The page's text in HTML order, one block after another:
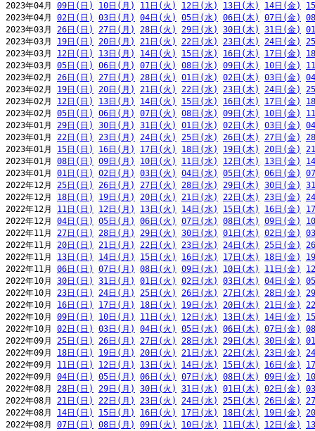
2023年04月 09日(日) 10日(月) 11日(火) 12日(水) 13日(木) 14日(金)
2023年04月 02日(日) 03日(月) 04日(火) 05日(水) 06日(木) 07日(金)
2023年03月 26日(日) 27日(月) 28日(火) 29日(水) 30日(木) 31日(金)
2023年03月 19日(日) 20日(月) 21日(火) 22日(水) 23日(木) 24日(金)
2023年03月 12日(日) 13日(月) 14日(火) 15日(水) 16日(木) 17日(金)
2023年03月 05日(日) 06日(月) 07日(火) 08日(水) 09日(木) 10日(金)
2023年02月 26日(日) 27日(月) 28日(火) 01日(水) 02日(木) 03日(金)
2023年02月 19日(日) 20日(月) 21日(火) 22日(水) 23日(木) 24日(金)
2023年02月 12日(日) 13日(月) 14日(火) 15日(水) 16日(木) 17日(金)
2023年02月 05日(日) 06日(月) 07日(火) 08日(水) 09日(木) 10日(金)
2023年01月 29日(日) 30日(月) 31日(火) 01日(水) 02日(木) 03日(金)
2023年01月 22日(日) 23日(月) 24日(火) 25日(水) 26日(木) 27日(金)
2023年01月 15日(日) 16日(月) 17日(火) 18日(水) 19日(木) 20日(金)
2023年01月 08日(日) 09日(月) 10日(火) 11日(水) 12日(木) 13日(金)
2023年01月 01日(日) 02日(月) 03日(火) 04日(水) 05日(木) 06日(金)
2022年12月 25日(日) 26日(月) 27日(火) 28日(水) 29日(木) 30日(金)
2022年12月 18日(日) 19日(月) 20日(火) 21日(水) 22日(木) 23日(金)
2022年12月 11日(日) 12日(月) 13日(火) 14日(水) 15日(木) 16日(金)
2022年12月 04日(日) 05日(月) 06日(火) 07日(水) 08日(木) 09日(金)
2022年11月 27日(日) 28日(月) 29日(火) 30日(水) 01日(木) 02日(金)
2022年11月 20日(日) 21日(月) 22日(火) 23日(水) 24日(木) 25日(金)
2022年11月 13日(日) 14日(月) 15日(火) 16日(水) 17日(木) 18日(金)
2022年11月 06日(日) 07日(月) 08日(火) 09日(水) 10日(木) 11日(金)
2022年10月 30日(日) 31日(月) 01日(火) 02日(水) 03日(木) 04日(金)
2022年10月 23日(日) 24日(月) 25日(火) 26日(水) 27日(木) 28日(金)
2022年10月 16日(日) 17日(月) 18日(火) 19日(水) 20日(木) 21日(金)
2022年10月 09日(日) 10日(月) 11日(火) 12日(水) 13日(木) 14日(金)
2022年10月 02日(日) 03日(月) 04日(火) 05日(水) 06日(木) 07日(金)
2022年09月 25日(日) 26日(月) 27日(火) 28日(水) 29日(木) 30日(金)
2022年09月 18日(日) 19日(月) 20日(火) 21日(水) 22日(木) 23日(金)
2022年09月 11日(日) 12日(月) 13日(火) 14日(水) 15日(木) 16日(金)
2022年09月 04日(日) 05日(月) 06日(火) 07日(水) 08日(木) 09日(金)
2022年08月 28日(日) 29日(月) 30日(火) 31日(水) 01日(木) 02日(金)
2022年08月 21日(日) 22日(月) 23日(火) 24日(水) 25日(木) 26日(金)
2022年08月 14日(日) 15日(月) 16日(火) 17日(水) 18日(木) 19日(金)
2022年08月 07日(日) 08日(月) 09日(火) 10日(水) 11日(木) 12日(金)